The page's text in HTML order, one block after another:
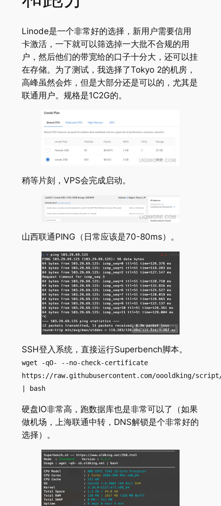
Linode是一个非常好的选择，新用户需要信用
卡激活，一下就可以筛选掉一大批不合规的用
户，然后他们的带宽给的口子十分大，还可以挂
在存储。为了测试，我选择了Tokyo 2的机房，
高峰虽然会炸，但是大部分还是可以的，尤其是
联通用户。规格是1C2G的。
稍等片刻，VPS会完成启动。
山西联通PING（日常应该是70-80ms）。
SSH登入系统，直接运行Superbench脚本。
wget -qO- --no-check-certificate
https://raw.githubusercontent.com/oooldking/script/
| bash
硬盘IO非常高，跑数据库也是非常可以了（如果
做机场，上海联通中转，DNS解锁是个非常好的
选择）。